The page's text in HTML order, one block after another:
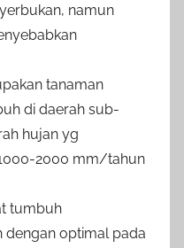
namun
tanaman
di daerah sub-
hujan yg
2000 mm/tahun
tumbuh
dengan optimal pada